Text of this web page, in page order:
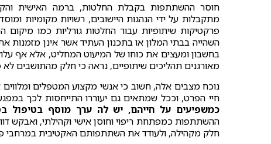
חוסר ההשתתפות בקבלת החלטות, ברמה האישית
מתקבלות על ידי הנהגות היישובים, רשויות מקומיות
פרקטיקות שיתופיות עבור החלטות גורליות כמו
השהייה בבתי המלון או בתכנון העתיד אשר אינן
בחשבון ומעצים את כוחו של המיעוט המחליט, אלא אף
מאורגנים תהליכים שיתופיים, נראה כי חלק מהתושבים
נוכח מצבים אלה, חשוב כי אנשי מקצוע המטפלים
חיי הפרט, וככל שמתאים גם יעוררו התייחסות לכך
כמשפיעים על חייהם, יש לה ערך מוסף בטיפול
ההשתתפות כמפתחת ריפוי וחוסן אישי וקהילתי, ואבקש
חלק מקהילה, ולעודד את השתתפותם האקטיבית במרחבי